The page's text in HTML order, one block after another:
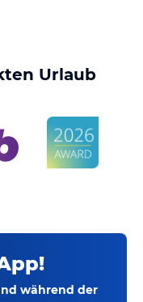
Urlaub
während der